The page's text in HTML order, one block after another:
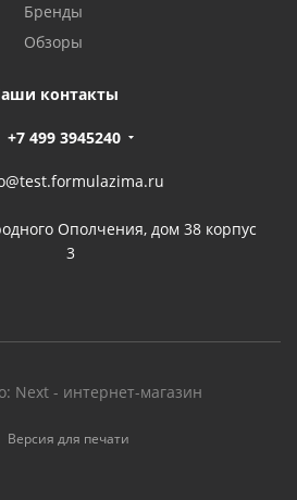
Бренды
Обзоры
контакты
+7 499 3945240
Ополчения, дом 38 корпус
3
Next - интернет-магазин
Версия для печати